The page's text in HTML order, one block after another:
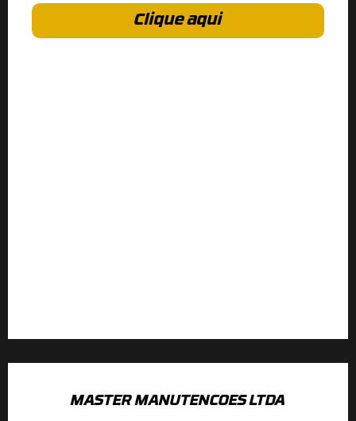
Clique aqui
MASTER MANUTENCOES LTDA